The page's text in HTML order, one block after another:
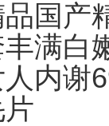
国
满白
内